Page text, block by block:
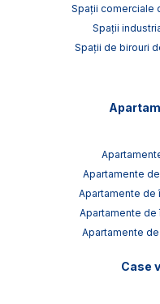
Spații comerciale
Spații
Spații de birouri
Apartamente
Apartamente de
Apartamente de
Apartamente
Case